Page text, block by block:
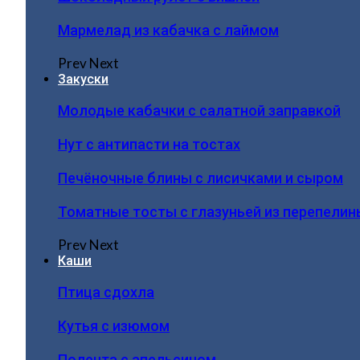
Мармелад из кабачка с лаймом
PrevNext
Закуски
Молодые кабачки с салатной заправкой
Нут с антипасти на тостах
Печёночные блины с лисичками и сыром
Томатные тосты с глазуньей из
PrevNext
Каши
Птица сдохла
Кутья с изюмом